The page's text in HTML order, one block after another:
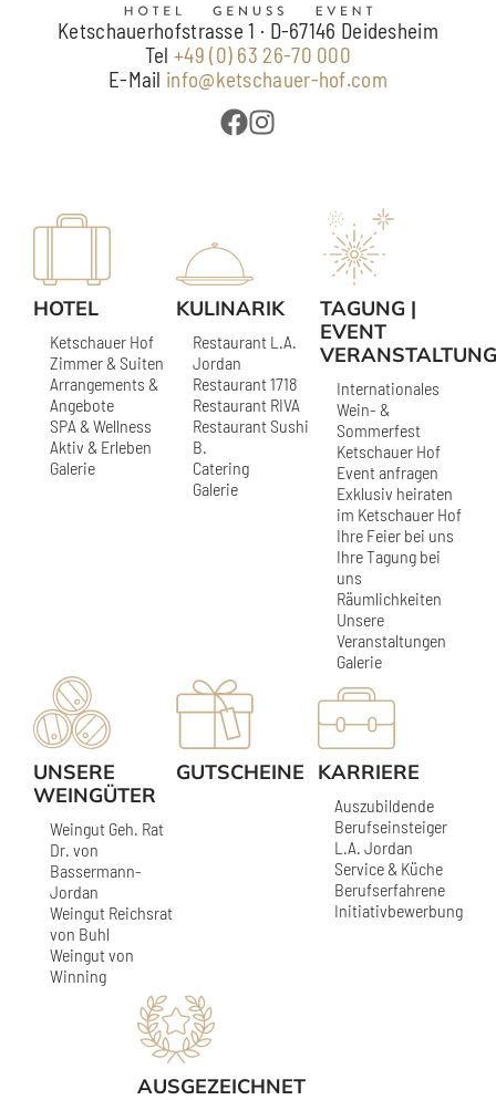
Ketschauerhofstrasse 1 · D-67146 Deidesheim
Tel+49 (0) 63 26-70 000
E-Mail info@ketschauer-hof.com
HOTEL
Ketschauer Hof
Zimmer & Suiten
Arrangements &
Angebote
SPA & Wellness
Aktiv & Erleben
Galerie
KULINARIK
Restaurant L.A.
Jordan
Restaurant 1718
Restaurant RIVA
Restaurant Sushi
B.
Catering
Galerie
TAGUNG |
EVENT
VERANSTALTUNG
Internationales
Wein- &
Sommerfest
Ketschauer Hof
Event anfragen
Exklusiv heiraten
im Ketschauer Hof
Ihre Feier bei uns
Ihre Tagung bei
uns
Räumlichkeiten
Unsere
Veranstaltungen
Galerie
UNSERE
WEINGÜTER
Weingut Geh. Rat
Dr. von
Bassermann-
Jordan
Weingut Reichsrat
von Buhl
Weingut von
Winning
GUTSCHEINE KARRIERE
Auszubildende
Berufseinsteiger
L.A. Jordan
Service & Küche
Berufserfahrene
Initiativbewerbung
AUSGEZEICHNET